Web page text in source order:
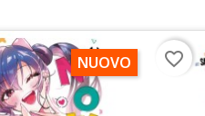
NUOVO favorite_border